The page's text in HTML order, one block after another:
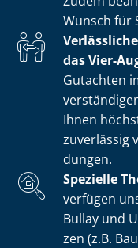
Wunsch für
das Vier-
Gutachten
Ihnen
zuverlässig
dun­gen.
Spezielle
verfügen
Bullay und
zen (z.B.